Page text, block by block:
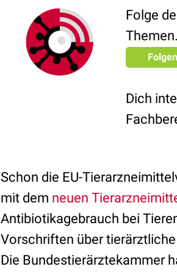
Folge
Themen.
Folgen
Dich
Schon die EU-
mit dem neuen
Antibiotikagebrauch bei
Vorschriften über
Die Bundestierärztekammer